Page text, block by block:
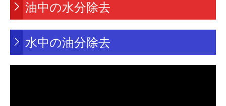
油中の水分除去
水中の油分除去